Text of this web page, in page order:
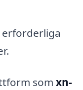
som xn-